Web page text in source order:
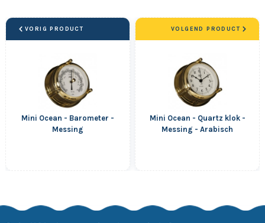
VORIG PRODUCT
Mini Ocean - Barometer -
Messing
Mini Ocean - Quartz klok -
Messing - Arabisch
VOLGEND PRODUCT